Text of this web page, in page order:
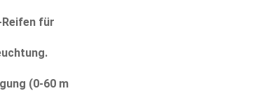
für
(0-60 m